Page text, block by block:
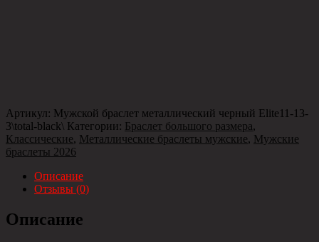
Артикул: Мужской браслет металлический черный Elite11-13-
3\total-black\ Категории: Браслет большого размера,
Классические, Металлические браслеты мужские, Мужские
браслеты 2026
Описание
Отзывы (0)
Описание